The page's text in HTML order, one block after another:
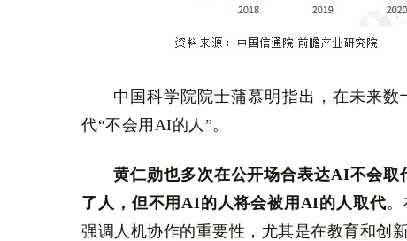
中国科学院院士蒲慕明指出，在未来
代“不会用AI的人”。
黄仁勋也多次在公开场合表达AI不会
了人，但不用AI的人将会被用AI的人取代
强调人机协作的重要性，尤其是在教育和创